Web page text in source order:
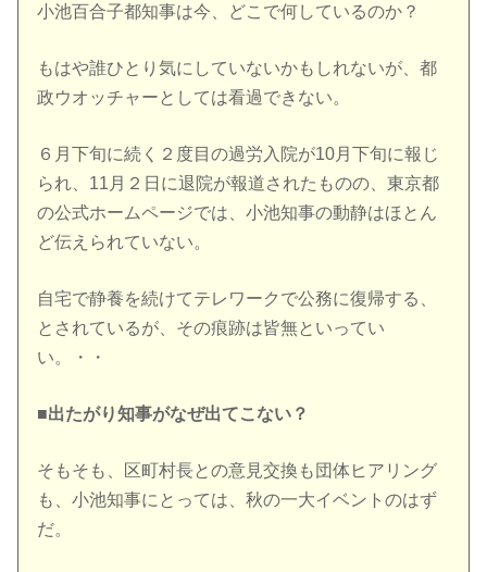
小池百合子都知事は今、どこで何しているのか？
もはや誰ひとり気にしていないかもしれないが、都
政ウオッチャーとしては看過できない。
６月下旬に続く２度目の過労入院が10月下旬に報じ
られ、11月２日に退院が報道されたものの、東京都
の公式ホームページでは、小池知事の動静はほとん
ど伝えられていない。
自宅で静養を続けてテレワークで公務に復帰する、
とされているが、その痕跡は皆無といってい
い。・・
■出たがり知事がなぜ出てこない？
そもそも、区町村長との意見交換も団体ヒアリング
も、小池知事にとっては、秋の一大イベントのはず
だ。